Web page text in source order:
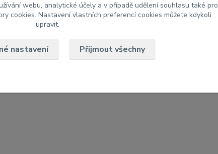
webu, analytické účely a v případě udělení souhlasu také pro
cookies. Nastavení vlastních preferencí cookies můžete kdykoli
upravit.
nastavení Přijmout všechny